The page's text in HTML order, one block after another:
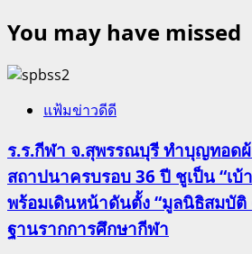
You may have missed
แฟ้มข่าวดีดี
ร.ร.กีฬา จ.สุพรรณบุรี ทำบุญทอด
สถาปนาครบรอบ 36 ปี ชูเป็น “เ
พร้อมเดินหน้าดันตั้ง “มูลนิธิสมบัติ
ฐานรากการศึกษากีฬา